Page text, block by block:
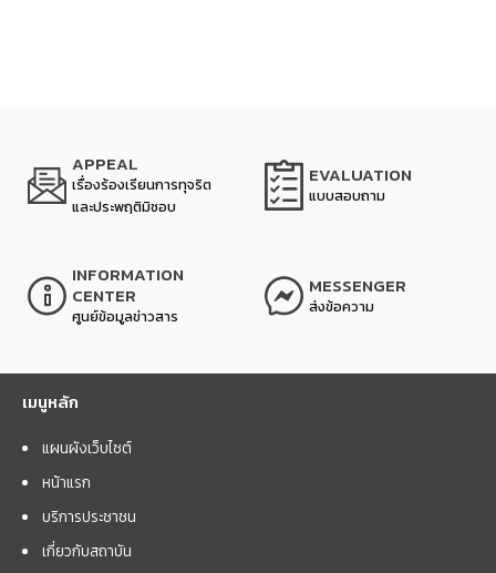
APPEAL
เรื่องร้องเรียนการทุจริต
และประพฤติมิชอบ
EVALUATION
แบบสอบถาม
INFORMATION
CENTER
ศูนย์ข้อมูลข่าวสาร
MESSENGER
ส่งข้อความ
เมนูหลัก
แผนผังเว็บไซต์
หน้าแรก
บริการประชาชน
เกี่ยวกับสถาบัน